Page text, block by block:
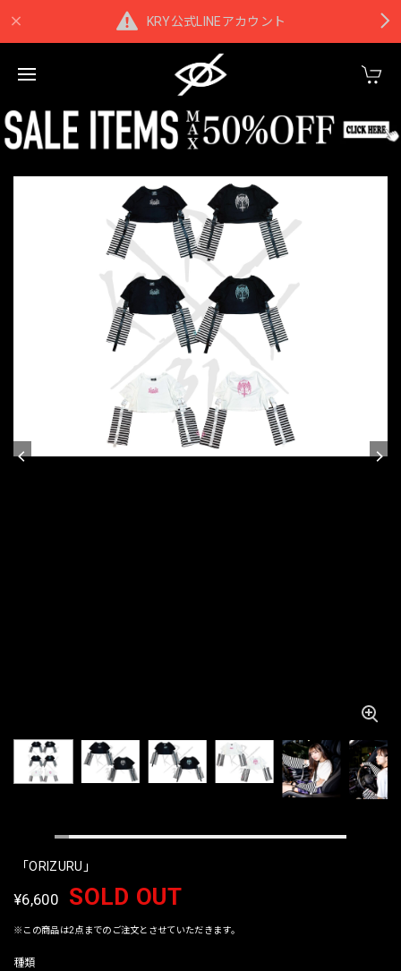
KRY公式LINEアカウント
「ORIZURU」
¥6,600 SOLD OUT
※この商品は2点までのご注文とさせていただきます。
種類